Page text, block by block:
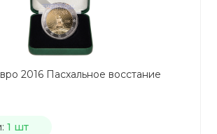
2016 Пасхальное восстание
1 шт